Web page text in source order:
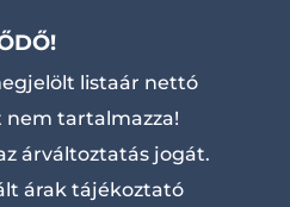
listaár nettó
tartalmazza!
árváltoztatás jogát.
árak tájékoztató